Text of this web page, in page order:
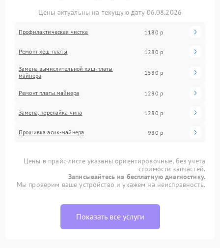
Цены актуальны на текущую дату 06.08.2026
Профилактическая чистка 1180 р
Ремонт хеш-платы 1280 р
Замена вычислительной хэш-платы
майнера
1580 р
Ремонт платы майнера 1280 р
Замена, перепайка чипа 1280 р
Прошивка асик-майнера 980 р
Цены в прайс-листе указаны ориентировочные, без учета
стоимости запчастей.
Записывайтесь на бесплатную диагностику.
Мы проверим ваше устройство и укажем на неисправность.
Показать все услуги